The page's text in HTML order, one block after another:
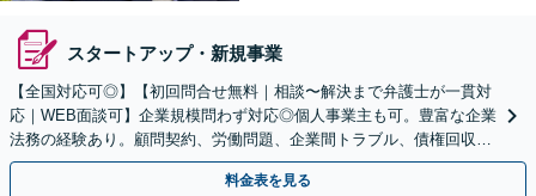
スタートアップ・新規事業
【全国対応可◎】【初回問合せ無料｜相談〜解決まで弁護士が一貫対
応｜WEB面談可】企業規模問わず対応◎個人事業主も可。豊富な企業
法務の経験あり。顧問契約、労働問題、企業間トラブル、債権回収、
契約書のリーガルチェック等、サポートします。
料金表を見る